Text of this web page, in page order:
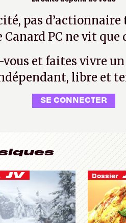
pas
PC ne vit que
et faites vivre
libre et
SE CONNECTER
Dossier